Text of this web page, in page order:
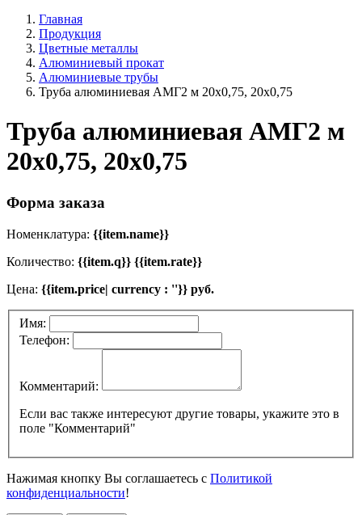
Главная
Продукция
Цветные металлы
Алюминиевый прокат
Алюминиевые трубы
Труба алюминиевая АМГ2 м 20х0,75, 20х0,75
Труба алюминиевая АМГ2 м
20х0,75, 20х0,75
Форма заказа
Номенклатура: {{item.name}}
Количество: {{item.q}} {{item.rate}}
Цена: {{item.price| currency : ''}} руб.
Имя:
Телефон:
Комментарий:
Если вас также интересуют другие товары, укажите это в
поле "Комментарий"
Нажимая кнопку Вы соглашаетесь с Политикой
конфиденциальности!